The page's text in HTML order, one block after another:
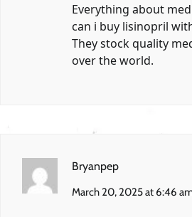
Everything about
can i buy lisinopril
They stock quality
over the world.
Bryanpep
March 20, 2025 at 6:46